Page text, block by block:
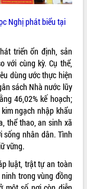
Nghị phát biểu tại
triển ổn định, sản
với cùng kỳ. Cụ thể,
dùng ước thực hiện
sách Nhà nước lũy
46,02% kế hoạch;
ngạch nhập khẩu
thể thao, an sinh xã
sống nhân dân. Tình
vững.
luật, trật tự an toàn
trong vùng đồng